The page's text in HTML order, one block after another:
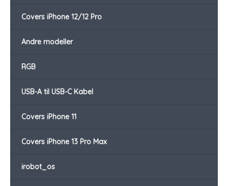
Covers iPhone 12/12 Pro
Andre modeller
RGB
USB-A til USB-C Kabel
Covers iPhone 11
Covers iPhone 13 Pro Max
irobot_os